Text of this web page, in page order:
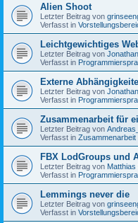
Alien Shoot
Letzter Beitrag von
Verfasst in
Leichtgewichtiges
Letzter Beitrag von Jonathan
Verfasst in
Externe
Letzter Beitrag von Jonathan
Verfasst in
Zusammenarbeit für
Letzter Beitrag von
Verfasst in Zusammenarbeit
FBX LodGroups und
Letzter Beitrag von
Verfasst in
Lemmings never die
Letzter Beitrag von
Verfasst in